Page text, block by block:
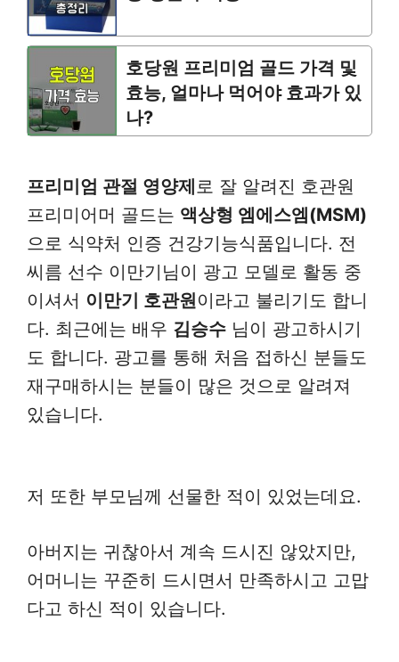
호당원 프리미엄 골드 가격 및
효능, 얼마나 먹어야 효과가 있
나?
프리미엄 관절 영양제로 잘 알려진 호관원
프리미어머 골드는 액상형 엠에스엠(MSM)
으로 식약처 인증 건강기능식품입니다. 전
씨름 선수 이만기님이 광고 모델로 활동 중
이셔서 이만기 호관원이라고 불리기도 합니
다. 최근에는 배우 김승수 님이 광고하시기
도 합니다. 광고를 통해 처음 접하신 분들도
재구매하시는 분들이 많은 것으로 알려져
있습니다.
저 또한 부모님께 선물한 적이 있었는데요.
아버지는 귀찮아서 계속 드시진 않았지만,
어머니는 꾸준히 드시면서 만족하시고 고맙
다고 하신 적이 있습니다.